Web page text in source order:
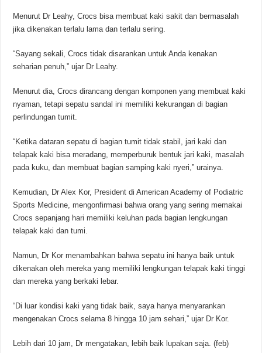
Menurut Dr Leahy, Crocs bisa membuat kaki sakit dan bermasalah
jika dikenakan terlalu lama dan terlalu sering.
“Sayang sekali, Crocs tidak disarankan untuk Anda kenakan
seharian penuh,” ujar Dr Leahy.
Menurut dia, Crocs dirancang dengan komponen yang membuat kaki
nyaman, tetapi sepatu sandal ini memiliki kekurangan di bagian
perlindungan tumit.
“Ketika dataran sepatu di bagian tumit tidak stabil, jari kaki dan
telapak kaki bisa meradang, memperburuk bentuk jari kaki, masalah
pada kuku, dan membuat bagian samping kaki nyeri,” urainya.
Kemudian, Dr Alex Kor, President di American Academy of Podiatric
Sports Medicine, mengonfirmasi bahwa orang yang sering memakai
Crocs sepanjang hari memiliki keluhan pada bagian lengkungan
telapak kaki dan tumi.
Namun, Dr Kor menambahkan bahwa sepatu ini hanya baik untuk
dikenakan oleh mereka yang memiliki lengkungan telapak kaki tinggi
dan mereka yang berkaki lebar.
“Di luar kondisi kaki yang tidak baik, saya hanya menyarankan
mengenakan Crocs selama 8 hingga 10 jam sehari,” ujar Dr Kor.
Lebih dari 10 jam, Dr mengatakan, lebih baik lupakan saja. (feb)